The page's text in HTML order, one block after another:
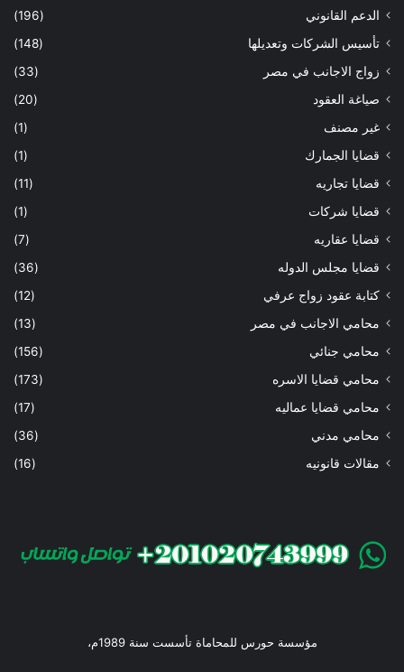
الدعم القانوني
(196)
تأسيس الشركات وتعديلها
(148)
زواج الاجانب في مصر
(33)
صياغة العقود
(20)
غير مصنف
(1)
قضايا الجمارك
(1)
قضايا تجاريه
(11)
قضايا شركات
(1)
قضايا عقاريه
(7)
قضايا مجلس الدوله
(36)
كتابة عقود زواج عرفي
(12)
محامي الاجانب في مصر
(13)
محامي جنائي
(156)
محامي قضايا الاسره
(173)
محامي قضايا عماليه
(17)
محامي مدني
(36)
مقالات قانونيه
(16)
مؤسسة حورس للمحاماة تأسست سنة 1989م،